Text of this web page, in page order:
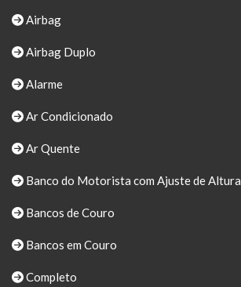
Airbag
Airbag Duplo
Alarme
Ar Condicionado
Ar Quente
Banco do Motorista com Ajuste de Altura
Bancos de Couro
Bancos em Couro
Completo